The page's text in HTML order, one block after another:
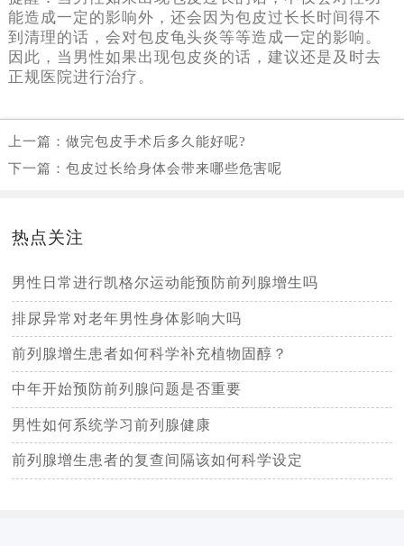
能造成一定的影响外，还会因为包皮过长长时间得不
到清理的话，会对包皮龟头炎等等造成一定的影响。
因此，当男性如果出现包皮炎的话，建议还是及时去
正规医院进行治疗。
上一篇： 做完包皮手术后多久能好呢?
下一篇： 包皮过长给身体会带来哪些危害呢
热点关注
男性日常进行凯格尔运动能预防前列腺增生吗
排尿异常对老年男性身体影响大吗
前列腺增生患者如何科学补充植物固醇？
中年开始预防前列腺问题是否重要
男性如何系统学习前列腺健康
前列腺增生患者的复查间隔该如何科学设定